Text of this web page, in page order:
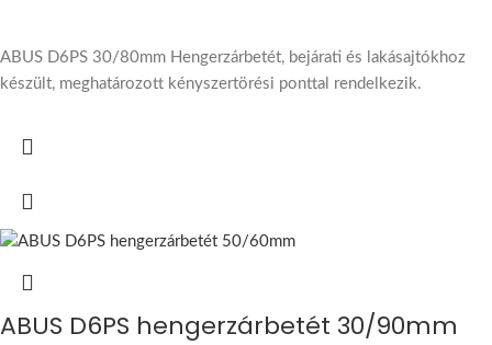
ABUS D6PS 30/80mm Hengerzárbetét, bejárati és lakásajtókhoz
készült, meghatározott kényszertörési ponttal rendelkezik.
ABUS D6PS hengerzárbetét 30/90mm